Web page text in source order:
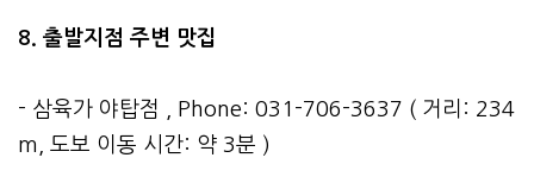
8. 출발지점 주변 맛집
- 삼육가 야탑점 , Phone: 031-706-3637 ( 거리: 234
m, 도보 이동 시간: 약 3분 )